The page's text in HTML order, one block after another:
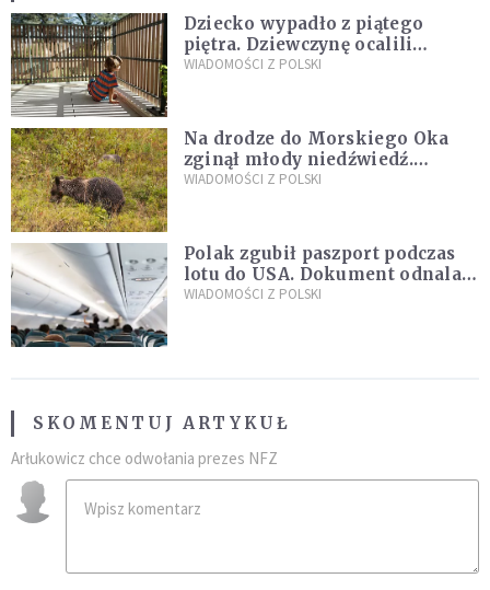
Dziecko wypadło z piątego
piętra. Dziewczynę ocalili
sąsiedzi
WIADOMOŚCI Z POLSKI
Na drodze do Morskiego Oka
zginął młody niedźwiedź.
Sprawę bada Policja i TPN
WIADOMOŚCI Z POLSKI
Polak zgubił paszport podczas
lotu do USA. Dokument odnalazł
się w nietypowym miejscu
WIADOMOŚCI Z POLSKI
SKOMENTUJ ARTYKUŁ
Arłukowicz chce odwołania prezes NFZ